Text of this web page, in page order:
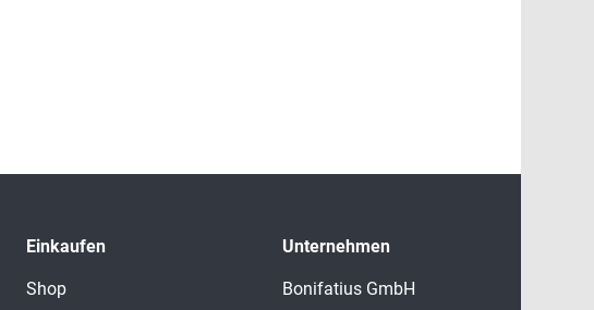
Einkaufen
Shop
Unternehmen
Bonifatius GmbH